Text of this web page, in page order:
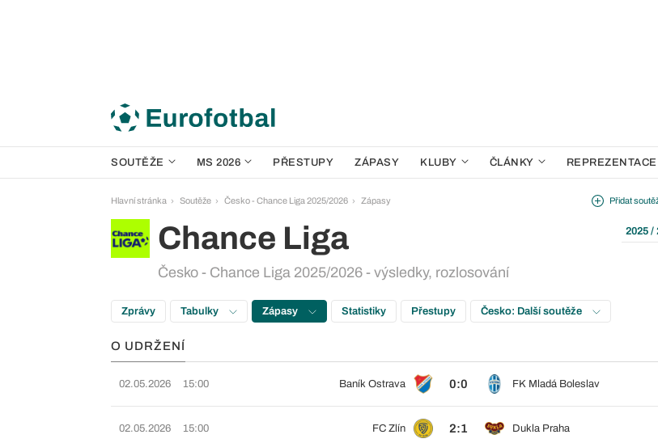
SOUTĚŽE MS 2026 PŘESTUPY ZÁPASY KLUBY ČLÁNKY REPREZENTACE
Hlavní stránka Soutěže Česko - Chance Liga 2025/2026 Zápasy
Chance Liga
Česko - Chance Liga 2025/2026 - výsledky, rozlosování
Přidat
2025 /
Zprávy Tabulky Zápasy Statistiky Přestupy Česko: Další soutěže
O UDRŽENÍ
02.05.2026 15:00 Baník Ostrava 0:0 FK Mladá Boleslav
02.05.2026 15:00 FC Zlín 2:1 Dukla Praha